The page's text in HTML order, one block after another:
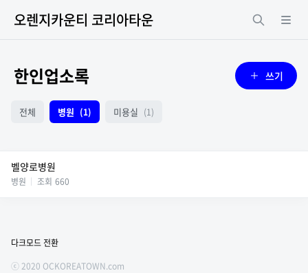
오렌지카운티 코리아타운
한인업소록 쓰기
전체 병원 (1) 미용실 (1)
벨양로병원
병원 조회 660
다크모드 전환
ⓒ 2020 OCKOREATOWN.com